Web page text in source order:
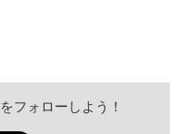
をフォローしよう！